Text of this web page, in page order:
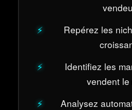
Repérez les
Identifiez les
vendent le
Analysez